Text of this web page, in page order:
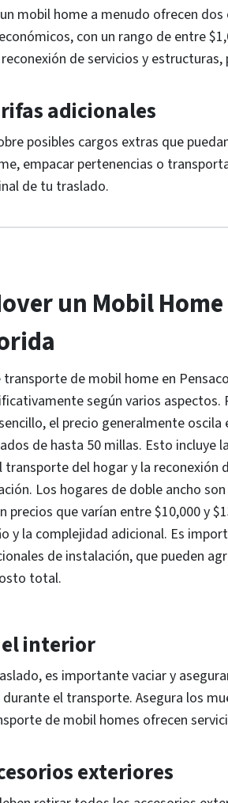
mobil home a menudo ofrecen
con un rango de entre
de servicios y
adicionales
posibles cargos extras que
empacar pertenencias o
de tu traslado.
un Mobil
de mobil home en
según varios aspectos.
el precio generalmente oscila
de hasta 50 millas. Esto incluye la
del hogar y la reconexión
Los hogares de doble ancho
precios que varían entre $10,000 y
y la complejidad adicional. Es
de instalación, que pueden
total.
el interior
es importante vaciar y
el transporte. Asegura los
de mobil homes ofrecen
exteriores